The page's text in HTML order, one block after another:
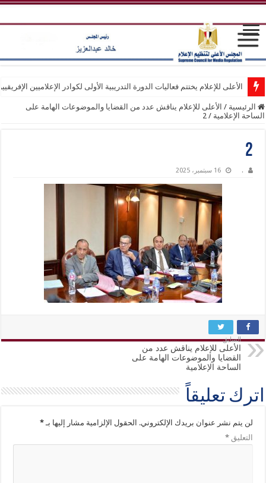
الأعلى للإعلام يختتم فعاليات الدورة التدريبية الأولى لكوادر الإعلاميين
الرئيسية / الأعلى للإعلام يناقش عدد من القضايا والموضوعات الهامة على
الساحة الإعلامية /
2
2
. 16 سبتمبر، 2025
السابق
الأعلى للإعلام يناقش عدد من
القضايا والموضوعات الهامة على
الساحة الإعلامية
اترك تعليقاً
لن يتم نشر عنوان بريدك الإلكتروني. الحقول الإلزامية مشار إليها بـ*
التعليق*